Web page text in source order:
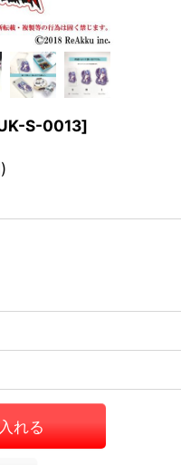
S-0013]
れる